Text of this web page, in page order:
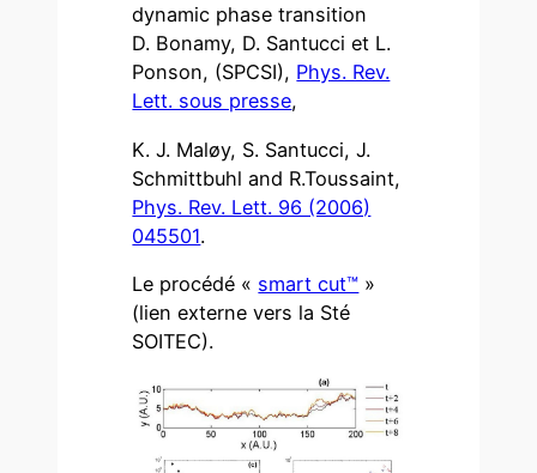
dynamic phase transition
D. Bonamy, D. Santucci et L.
Ponson, (SPCSI), Phys. Rev.
Lett. sous presse,
K. J. Maløy, S. Santucci, J.
Schmittbuhl and R.Toussaint,
Phys. Rev. Lett. 96 (2006)
045501.
Le procédé « smart cut™ »
(lien externe vers la Sté
SOITEC).